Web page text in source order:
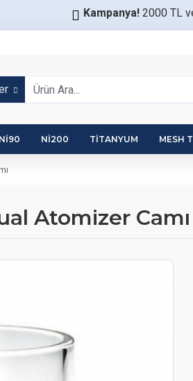
Kampanya! 2000 TL
NI90 NI200 TITANYUM MESH
Atomizer